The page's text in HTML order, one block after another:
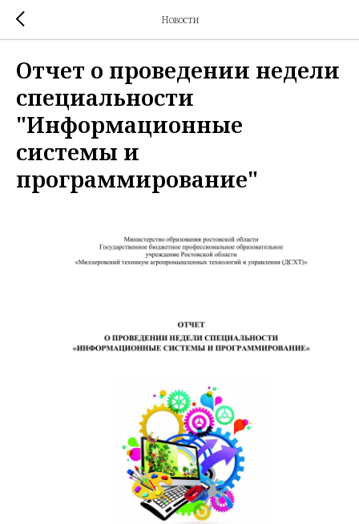
Новости
Отчет о проведении недели
специальности
"Информационные
системы и
программирование"